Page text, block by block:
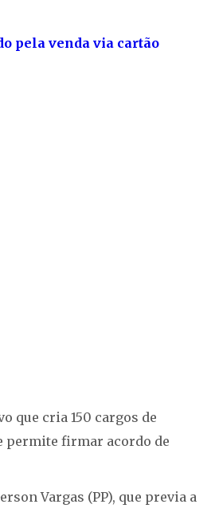
pela venda via cartão
que cria 150 cargos de
permite firmar acordo de
Vargas (PP), que previa a